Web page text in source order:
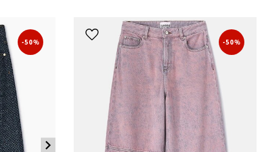
-50% -50%